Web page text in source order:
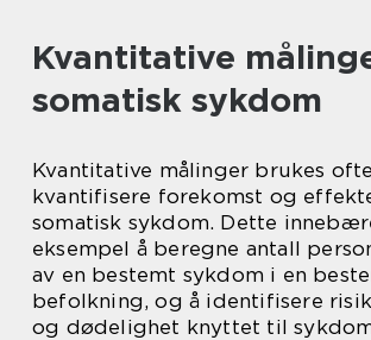
Kvantitative
somatisk sykdom
Kvantitative målinger brukes
kvantifisere forekomst og
somatisk sykdom. Dette
eksempel å beregne antall
av en bestemt sykdom i en
befolkning, og å identifisere
og dødelighet knyttet til